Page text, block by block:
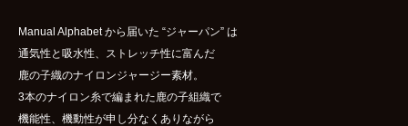
Manual Alphabet から届いた “ジャーパン” は
通気性と吸水性、ストレッチ性に富んだ
鹿の子織のナイロンジャージー素材。
3本のナイロン糸で編まれた鹿の子組織で
機能性、機動性が申し分なくありながら